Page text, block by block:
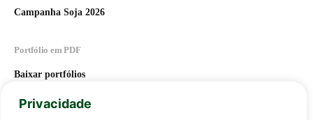
Privacidade
Campanha Soja 2026
Portfólio em PDF
Baixar portfólios